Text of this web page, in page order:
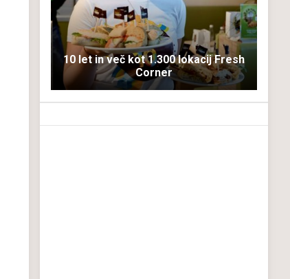
10 let in več kot 1.300 lokacij Fresh
Corner